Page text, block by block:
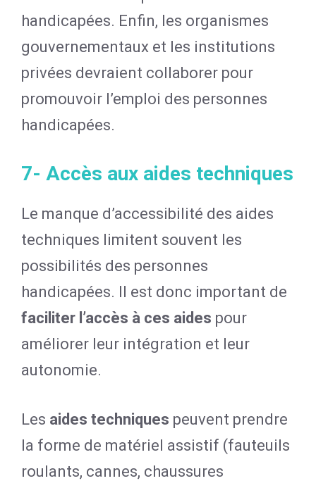
handicapées. Enfin, les organismes
gouvernementaux et les institutions
privées devraient collaborer pour
promouvoir l’emploi des personnes
handicapées.
7- Accès aux aides techniques
Le manque d’accessibilité des aides
techniques limitent souvent les
possibilités des personnes
handicapées. Il est donc important de
faciliter l’accès à ces aides pour
améliorer leur intégration et leur
autonomie.
Les aides techniques peuvent prendre
la forme de matériel assistif (fauteuils
roulants, cannes, chaussures